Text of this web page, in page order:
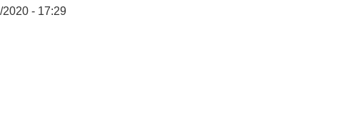
- 17:29